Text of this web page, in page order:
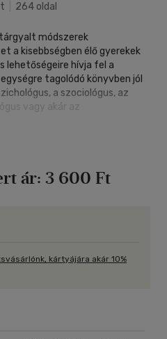
264 oldal
módszerek
a kisebbségben élő gyerekek
lehetőségeire hívja fel a
tagolódó könyvben jól
a szociológus, az
vagy akár az
első részben olyan általános
körbe a szerzők, mint például
kapcsolatát és az ebből
és pedagógiai
ár: 3 600 Ft
kártyájára akár 10%